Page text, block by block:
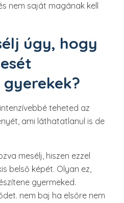
nem saját magának kell
úgy, hogy
teheted az
ami láthatatlanul is de
mesélj, hiszen ezzel
belső képét. Olyan ez,
gyermeked.
nem baj ha elsőre nem